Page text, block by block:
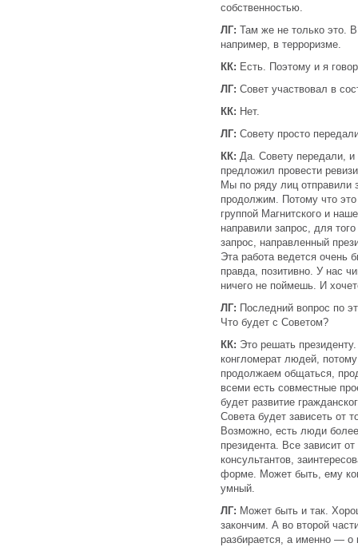
собственностью.
ЛГ: Там же не только это.
например, в терроризме.
КК: Есть. Поэтому и я
ЛГ: Совет участвовал в
КК: Нет.
ЛГ: Совету просто
КК: Да. Совету передали, и
предложил провести
Мы по ряду лиц
продолжим. Потому что
группой Магнитского и
направили запрос, для
запрос, направленный
Эта работа ведется очень
правда, позитивно. У нас
ничего не поймешь. И
ЛГ: Последний вопрос по
Что будет с Советом?
КК: Это решать
конгломерат людей,
продолжаем общаться,
всеми есть совместные
будет развитие
Совета будет зависеть от
Возможно, есть люди
президента. Все зависит
консультантов,
форме. Может быть, ему
умный.
ЛГ: Может быть и так.
закончим. А во второй
разбирается, а именно — о